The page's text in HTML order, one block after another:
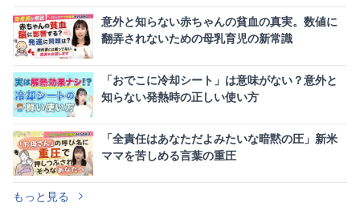
意外と知らない赤ちゃんの貧血の真実。数値に
翻弄されないための母乳育児の新常識
「おでこに冷却シート」は意味がない？意外と
知らない発熱時の正しい使い方
「全責任はあなただよみたいな暗黙の圧」新米
ママを苦しめる言葉の重圧
もっと見る